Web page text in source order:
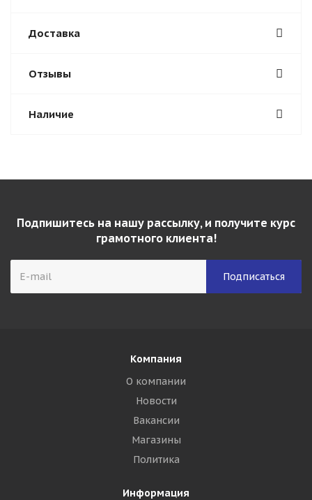
Доставка
Отзывы
Наличие
Подпишитесь на нашу рассылку, и получите курс
грамотного клиента!
Компания
О компании
Новости
Вакансии
Магазины
Политика
Информация